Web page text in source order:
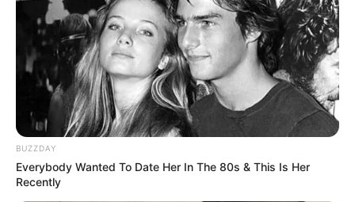
BUZZDAY
Everybody Wanted To Date Her In The 80s & This Is Her
Recently